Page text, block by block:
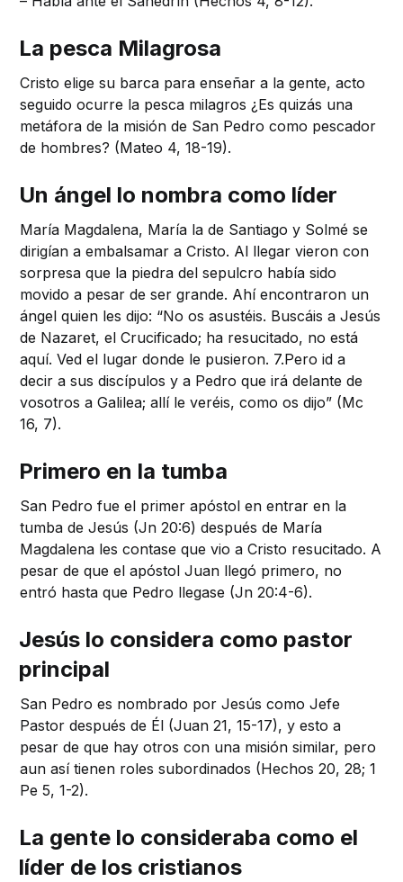
La pesca Milagrosa
Cristo elige su barca para enseñar a la gente, acto
seguido ocurre la pesca milagros ¿Es quizás una
metáfora de la misión de San Pedro como pescador
de hombres? (Mateo 4, 18-19).
Un ángel lo nombra como líder
María Magdalena, María la de Santiago y Solmé se
dirigían a embalsamar a Cristo. Al llegar vieron con
sorpresa que la piedra del sepulcro había sido
movido a pesar de ser grande. Ahí encontraron un
ángel quien les dijo: “No os asustéis. Buscáis a Jesús
de Nazaret, el Crucificado; ha resucitado, no está
aquí. Ved el lugar donde le pusieron. 7.Pero id a
decir a sus discípulos y a Pedro que irá delante de
vosotros a Galilea; allí le veréis, como os dijo” (Mc
16, 7).
Primero en la tumba
San Pedro fue el primer apóstol en entrar en la
tumba de Jesús (Jn 20:6) después de María
Magdalena les contase que vio a Cristo resucitado. A
pesar de que el apóstol Juan llegó primero, no
entró hasta que Pedro llegase (Jn 20:4-6).
Jesús lo considera como pastor
principal
San Pedro es nombrado por Jesús como Jefe
Pastor después de Él (Juan 21, 15-17), y esto a
pesar de que hay otros con una misión similar, pero
aun así tienen roles subordinados (Hechos 20, 28; 1
Pe 5, 1-2).
La gente lo consideraba como el
líder de los cristianos